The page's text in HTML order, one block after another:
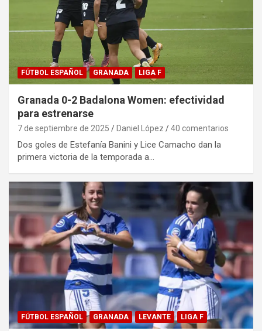
FÚTBOL ESPAÑOL GRANADA LIGA F
Granada 0-2 Badalona Women: efectividad
para estrenarse
7 de septiembre de 2025 Daniel López 40 comentarios
Dos goles de Estefanía Banini y Lice Camacho dan la
primera victoria de la temporada a…
FÚTBOL ESPAÑOL GRANADA LEVANTE LIGA F